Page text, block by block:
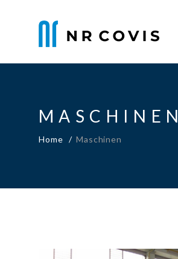
Firma
Produktion
Maschinen
MASCHINEN
Home Maschinen